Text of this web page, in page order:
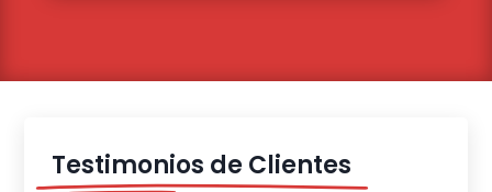
Testimonios de Clientes